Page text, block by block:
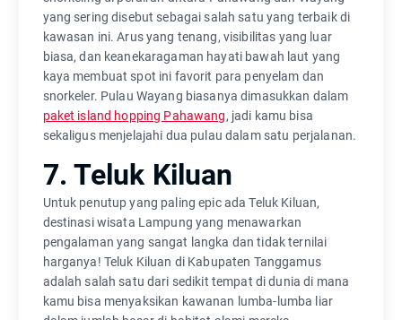
yang sering disebut sebagai salah satu yang terbaik di
kawasan ini. Arus yang tenang, visibilitas yang luar
biasa, dan keanekaragaman hayati bawah laut yang
kaya membuat spot ini favorit para penyelam dan
snorkeler. Pulau Wayang biasanya dimasukkan dalam
paket island hopping Pahawang, jadi kamu bisa
sekaligus menjelajahi dua pulau dalam satu perjalanan.
7. Teluk Kiluan
Untuk penutup yang paling epic ada Teluk Kiluan,
destinasi wisata Lampung yang menawarkan
pengalaman yang sangat langka dan tidak ternilai
harganya! Teluk Kiluan di Kabupaten Tanggamus
adalah salah satu dari sedikit tempat di dunia di mana
kamu bisa menyaksikan kawanan lumba-lumba liar